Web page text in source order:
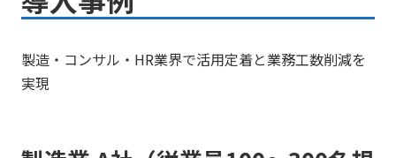
製造・コンサル・HR業界で活用定着と業務工数削減を
実現